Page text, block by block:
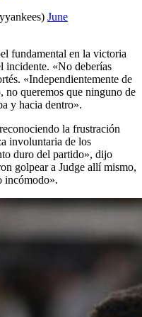
June
fundamental en la victoria
incidente. «No deberías
«Independientemente de
no queremos que ninguno de
y hacia dentro».
la frustración
involuntaria de los
duro del partido», dijo
golpear a Judge allí mismo,
incómodo».